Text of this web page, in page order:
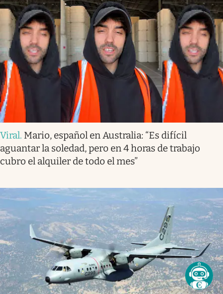
Viral. Mario, español en Australia: “Es difícil
aguantar la soledad, pero en 4 horas de trabajo
cubro el alquiler de todo el mes”